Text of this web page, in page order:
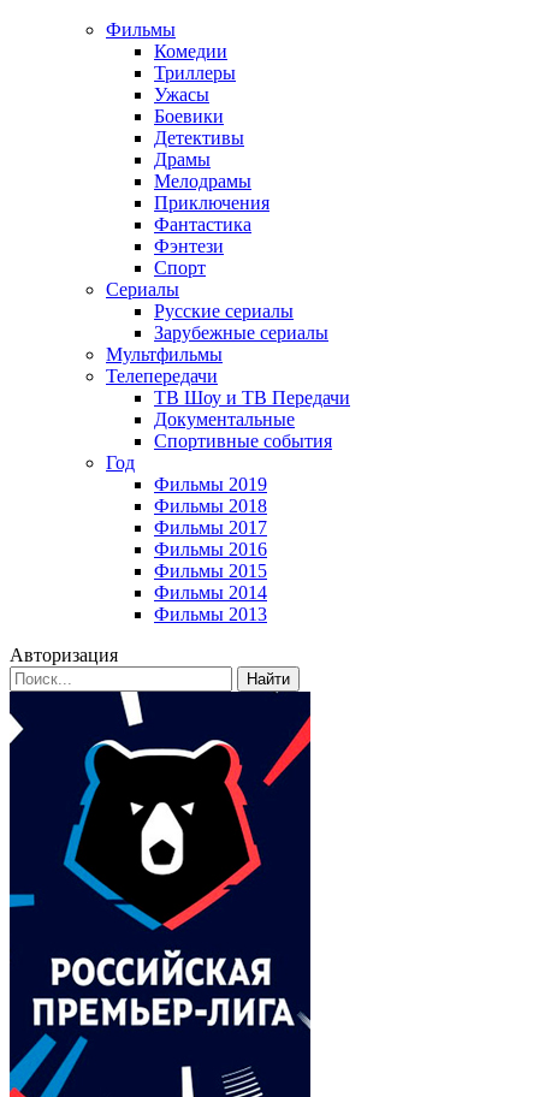
Фильмы
Комедии
Триллеры
Ужасы
Боевики
Детективы
Драмы
Мелодрамы
Приключения
Фантастика
Фэнтези
Спорт
Сериалы
Русские сериалы
Зарубежные сериалы
Мультфильмы
Телепередачи
ТВ Шоу и ТВ Передачи
Документальные
Спортивные события
Год
Фильмы 2019
Фильмы 2018
Фильмы 2017
Фильмы 2016
Фильмы 2015
Фильмы 2014
Фильмы 2013
Авторизация
Найти